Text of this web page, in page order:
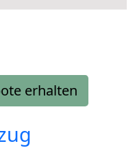
erhalten